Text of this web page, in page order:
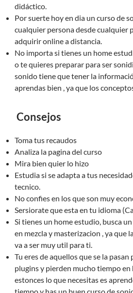
didáctico.
Por suerte hoy en dia un curso de
cualquier persona desde cualquier
adquirir online a distancia.
No importa si tienes un home
o te quieres preparar para ser
sonido tiene que tener la
aprendas bien , ya que los
Consejos
Toma tus recaudos
Analiza la pagina del curso
Mira bien quier lo hizo
Estudia si se adapta a tus
tecnico.
No confies en los que son muy
Sersiorate que esta en tu idioma
Si tienes un home estudio, busca
en mezcla y masterizacion , ya que
va a ser muy util para ti.
Tu eres de aquellos que se la
plugins y pierden mucho tiempo en
estonces lo que necesitas es